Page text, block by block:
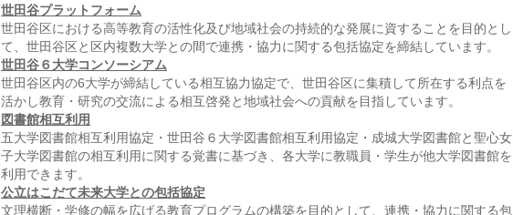
世田谷プラットフォーム
世田谷区における高等教育の活性化及び地域社会の持続的な発展に資することを目的とし
て、世田谷区と区内複数大学との間で連携・協力に関する包括協定を締結しています。
世田谷６大学コンソーシアム
世田谷区内の6大学が締結している相互協力協定で、世田谷区に集積して所在する利点を
活かし教育・研究の交流による相互啓発と地域社会への貢献を目指しています。
図書館相互利用
五大学図書館相互利用協定・世田谷６大学図書館相互利用協定・成城大学図書館と聖心女
子大学図書館の相互利用に関する覚書に基づき、各大学に教職員・学生が他大学図書館を
利用できます。
公立はこだて未来大学との包括協定
文理横断・学修の幅を広げる教育プログラムの構築を目的として、連携・協力に関する包